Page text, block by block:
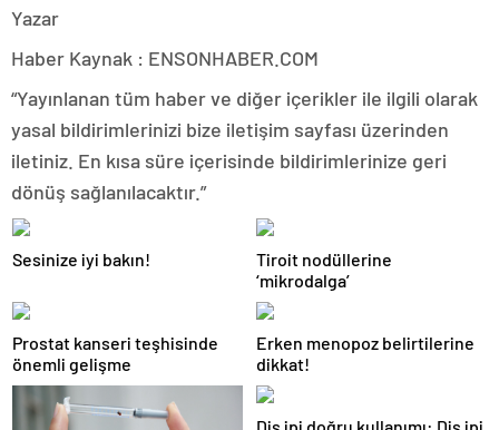
Yazar
Haber Kaynak : ENSONHABER.COM
“Yayınlanan tüm haber ve diğer içerikler ile ilgili olarak
yasal bildirimlerinizi bize iletişim sayfası üzerinden
iletiniz. En kısa süre içerisinde bildirimlerinize geri
dönüş sağlanılacaktır.”
Sesinize iyi bakın!
Tiroit nodüllerine
‘mikrodalga’
Prostat kanseri teşhisinde
önemli gelişme
Erken menopoz belirtilerine
dikkat!